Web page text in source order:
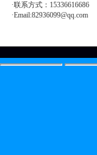
·联系方式：15336616686
·Email:82936099@qq.com